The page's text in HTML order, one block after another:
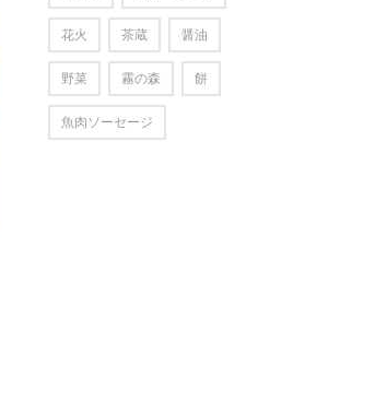
花火 茶蔵 醤油
野菜 霧の森 餅
魚肉ソーセージ